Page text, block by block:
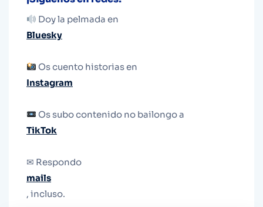
Doy la pelmada en
Bluesky
Os cuento historias en
Instagram
Os subo contenido no bailongo a
TikTok
✉ Respondo
mails
, incluso.